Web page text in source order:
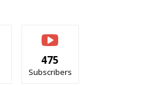
475
Subscribers